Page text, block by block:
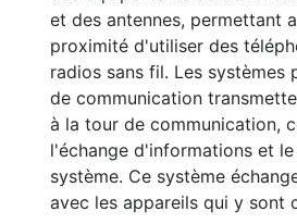
et des antennes, permettant
proximité d'utiliser des
radios sans fil. Les systèmes
de communication
à la tour de communication,
l'échange d'informations et
système. Ce système
avec les appareils qui y sont